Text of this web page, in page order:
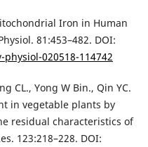
Iron in Human
81:453–482. DOI:
020518-114742
CL., Yong W Bin., Qin YC.
in vegetable plants by
residual characteristics of
123:218–228. DOI: